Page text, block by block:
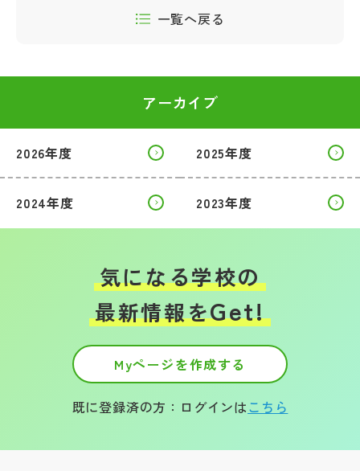
一覧へ戻る
アーカイブ
2026年度 2025年度
2024年度 2023年度
気になる学校の
最新情報をGet!
Myページを作成する
既に登録済の方：ログインはこちら